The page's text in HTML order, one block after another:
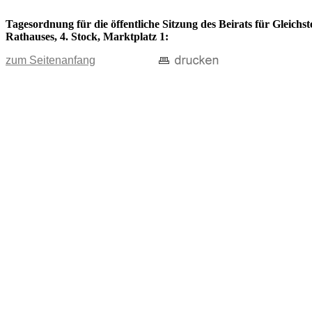
Tagesordnung für die öffentliche Sitzung des Beirats für
Rathauses, 4. Stock, Marktplatz 1:
zum Seitenanfang